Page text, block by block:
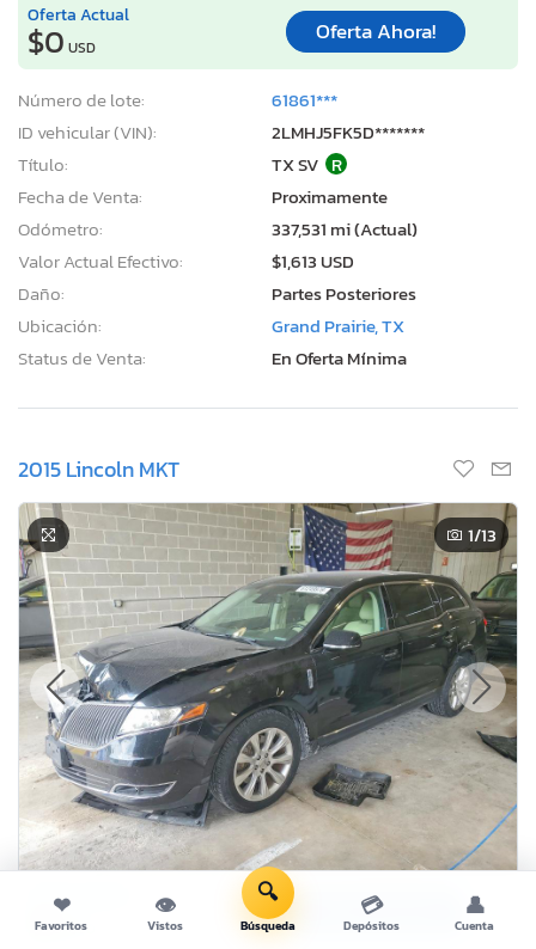
Oferta Actual
$0 USD
Oferta Ahora!
Número de lote:
61861***
ID vehicular (VIN):
2LMHJ5FK5D*******
Título:
TX SV R
Fecha de Venta:
Proximamente
Odómetro:
337,531 mi (Actual)
Valor Actual Efectivo:
$1,613 USD
Daño:
Partes Posteriores
Ubicación:
Grand Prairie, TX
Status de Venta:
En Oferta Mínima
2015 Lincoln MKT
1/13
Oferta Actual
$0USD
Oferta Ahora!
❤
Favoritos
👁
Vistos
🔍
Búsqueda
💳
Depósitos
👤
Cuenta